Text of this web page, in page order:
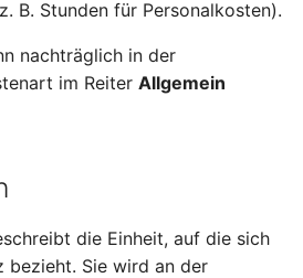
Einschreibung
NFC-Tags
B. Stunden für Personalkosten).
nachträglich in der
im Reiter Allgemein
die Einheit, auf die sich
bezieht. Sie wird an der